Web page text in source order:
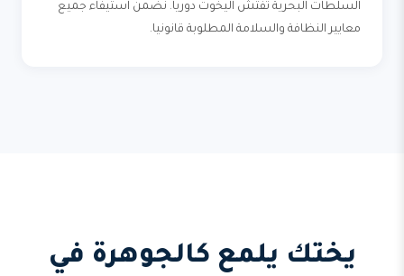
السلطات البحرية تفتش اليخوت دوريا. نضمن استيفاء جميع
معايير النظافة والسلامة المطلوبة قانونيا.
يختك يلمع كالجوهرة في